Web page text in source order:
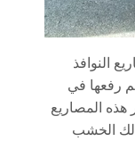
النوافذ
رفعها في
هذه المصاريع
الخشب